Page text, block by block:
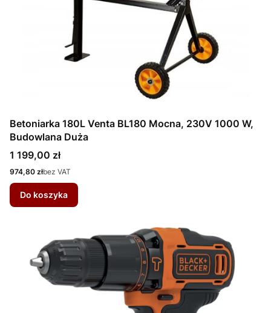
Betoniarka 180L Venta BL180 Mocna, 230V 1000 W,
Budowlana Duża
Cena
1 199,00 zł
Cena
974,80 złbez VAT
Do koszyka